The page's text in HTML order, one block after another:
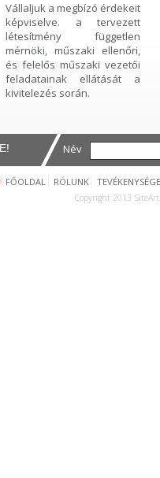
Vállaljuk a megbízó érdekeit
képviselve. a tervezett
létesítmény független
mérnöki, műszaki ellenőri,
és felelős műszaki vezetői
feladatainak ellátását a
kivitelezés során.
Név
FŐOLDAL RÓLUNK
Copyright 2013